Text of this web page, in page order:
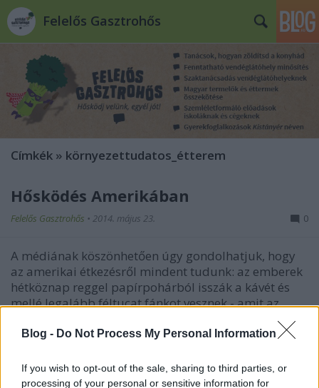
Blog - Do Not Process My Personal Information
If you wish to opt-out of the sale, sharing to third parties, or
processing of your personal or sensitive information for
Felelős Gasztrohős
Címkék » környezettudatos_étterem
Hősködés Amerikában
Felelős Gasztrohős • 2014. május 23. 0
A médiának köszönhetően úgy gondolhatjuk, hogy
az amerikai étkezésről mindent tudunk: az emberek
hétköznap reggel papírpohárból isszák a kávét és
mellé legalább féltucat fánkot vesznek - amit az
irodában kedvesen szétosztanak a munkatársaik
között -; ebédre jöhet a…